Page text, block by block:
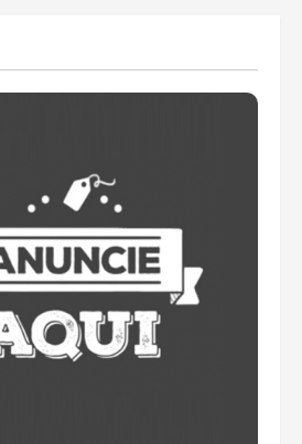
participação
qui 06/08/2026 • 15:18
da renda é comprometida
com dívidas
qui 06/08/2026 • 15:09
Entenda o que muda com a
nova Lei do Frete
qui 06/08/2026 • 15:00